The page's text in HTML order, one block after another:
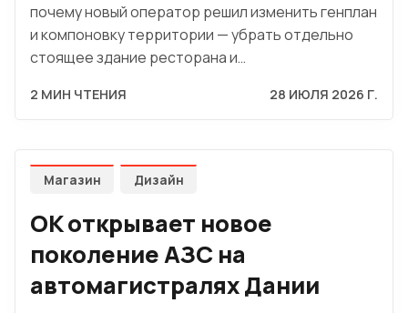
почему новый оператор решил изменить генплан
и компоновку территории — убрать отдельно
стоящее здание ресторана и…
2 МИН ЧТЕНИЯ 28 ИЮЛЯ 2026 Г.
Магазин Дизайн
OK открывает новое
поколение АЗС на
автомагистралях Дании